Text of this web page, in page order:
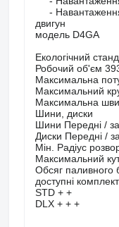
-
двигун
модель D4GA
Екологічний
Робочий об'єм
Максимальна
Максимальний
Максимальна
Шини, диски
Шини Передні /
Диски Передні /
Мін. Радіус
Максимальний
Обсяг паливного
доступні
STD + +
DLX + + +